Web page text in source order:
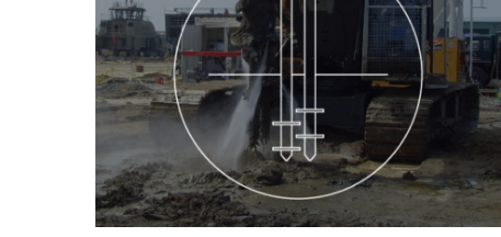
خلط التربة